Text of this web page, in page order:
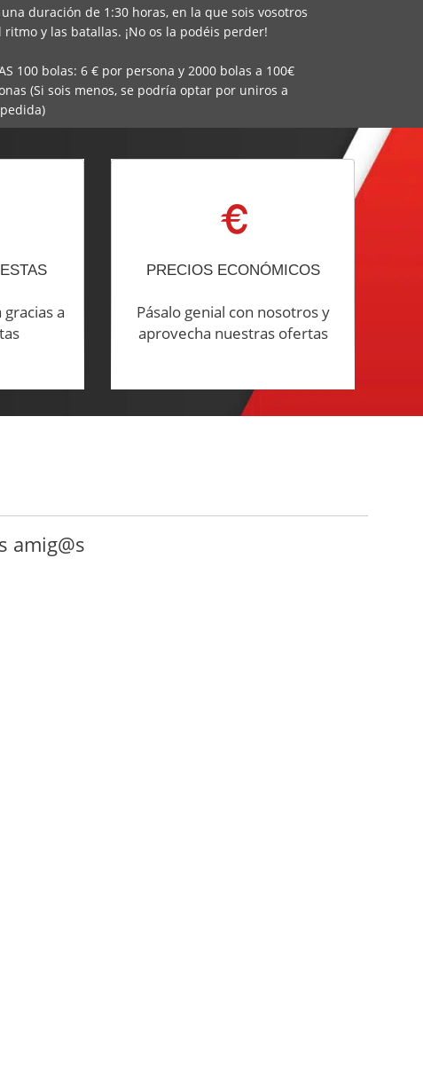
duración de 1:30 horas, en la que sois vosotros
y las batallas. ¡No os la podéis perder!
100 bolas: 6 € por persona y 2000 bolas a 100€
(Si sois menos, se podría optar por uniros a
a
PRECIOS ECONÓMICOS
Pásalo genial con nosotros y
aprovecha nuestras ofertas
amig@s